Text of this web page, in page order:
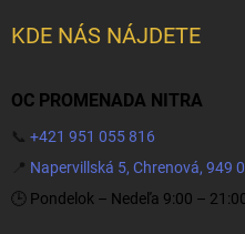
KDE NÁS NÁJDETE
OC PROMENADA NITRA
📞 +421 951 055 816
📍 Napervillská 5, Chrenová, 949
🕒 Pondelok – Nedeľa 9:00 –